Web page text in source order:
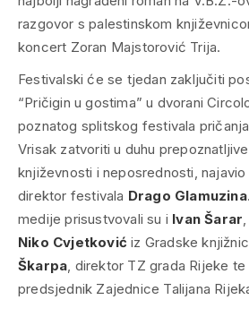
razgovor s palestinskom
koncert Zoran Majstorović Trija.
Festivalski će se tjedan zaključiti
“Pričigin u gostima” u dvorani
poznatog splitskog festivala
Vrisak zatvoriti u duhu
književnosti i neposrednosti,
direktor festivala Drago Glamuzina
medije prisustvovali su i Ivan Šarar
Niko Cvjetković iz Gradske
Škarpa , direktor TZ grada Rijeke te
predsjednik Zajednice Talijana